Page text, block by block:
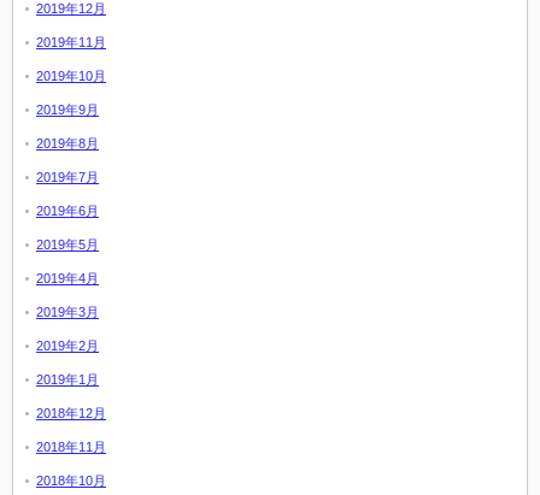
2019年12月
2019年11月
2019年10月
2019年9月
2019年8月
2019年7月
2019年6月
2019年5月
2019年4月
2019年3月
2019年2月
2019年1月
2018年12月
2018年11月
2018年10月